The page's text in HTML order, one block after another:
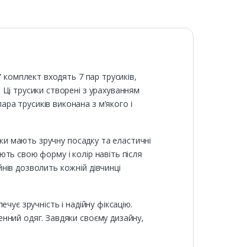
входять 7 пар трусиків,
трусики створені з урахуванням
трусиків виконана з м’якого і
мають зручну посадку та еластичні
свою форму і колір навіть після
дозволить кожній дівчинці
зручність і надійну фіксацію.
одяг. Завдяки своєму дизайну,